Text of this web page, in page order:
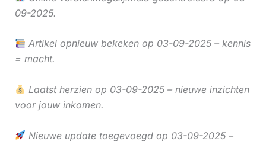
09-2025.
Artikel opnieuw bekeken op 03-09-2025 – kennis
= macht.
Laatst herzien op 03-09-2025 – nieuwe inzichten
voor jouw inkomen.
Nieuwe update toegevoegd op 03-09-2025 –